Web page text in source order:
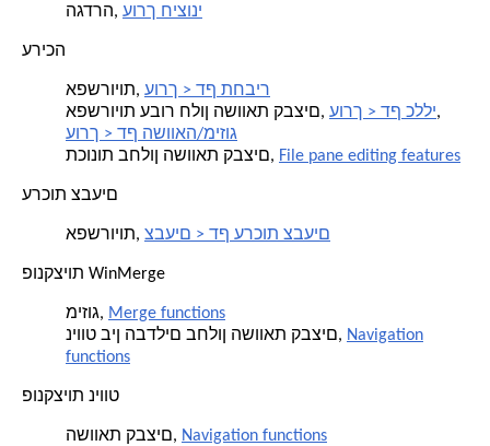
הגדרה, עורך חיצוני
עריכה
אפשרויות, עורך > דף תחביר
אפשרויות עבור חלון השוואת קבצים, עורך > דף כללי,
עורך > דף השוואה/מיזוג
תכונות בחלון השוואת קבצים, File pane editing features
ערכות צבעים
אפשרויות, צבעים > דף ערכות צבעים
פונקציות WinMerge
מיזוג, Merge functions
ניווט בין הבדלים בחלון השוואת קבצים, Navigation
functions
פונקציות ניווט
השוואת קבצים, Navigation functions